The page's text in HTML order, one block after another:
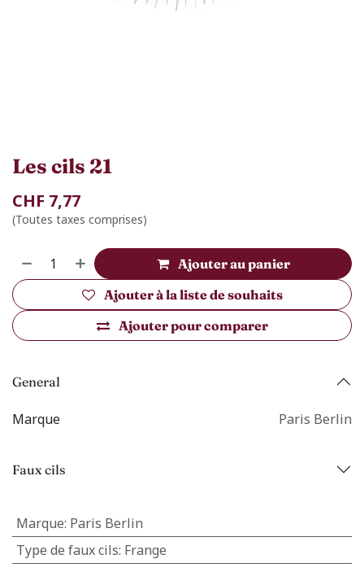
Les cils 21
CHF 7,77
(Toutes taxes comprises)
Ajouter au panier
Ajouter pour comparer
Ajouter à la liste de souhaits
General
Marque Paris Berlin
Faux cils
Marque: Paris Berlin
Type de faux cils: Frange